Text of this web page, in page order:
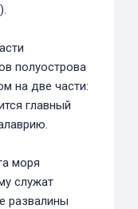
полуострова
на две части:
главный
моря
служат
развалины